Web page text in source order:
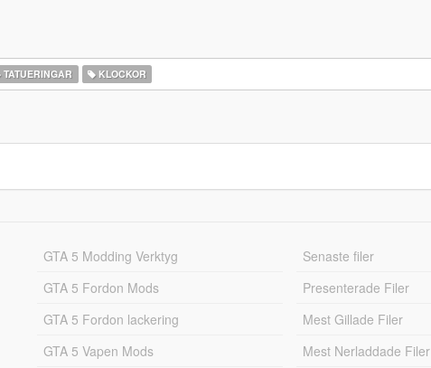
TATUERINGAR KLOCKOR
GTA 5 Modding Verktyg
GTA 5 Fordon Mods
GTA 5 Fordon lackering
GTA 5 Vapen Mods
Senaste filer
Presenterade Filer
Mest Gillade Filer
Mest Nerladdade Filer